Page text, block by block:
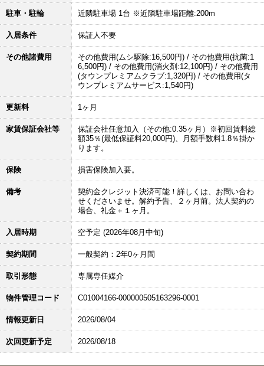
駐車・駐輪 近隣駐車場 1台 ※近隣駐車場距離:200m
入居条件 保証人不要
その他諸費用
その他費用(ムシ駆除:16,500円) / その他費用(抗菌:1
6,500円) / その他費用(消火剤:12,100円) / その他費用
(タウンプレミアムクラブ:1,320円) / その他費用(タ
ウンプレミアムサービス:1,540円)
更新料 1ヶ月
家賃保証会社等
保証会社任意加入（その他:0.35ヶ月）※初回賃料総
額35％(最低保証料20,000円)、月額手数料1.8％掛か
ります。
保険 損害保険加入要。
備考
契約金クレジット決済可能！詳しくは、お問い合わ
せくださいませ。解約予告、２ヶ月前。法人契約の
場合、礼金＋１ヶ月。
入居時期 空予定 (2026年08月中旬)
契約期間 一般契約：2年0ヶ月間
取引形態 専属専任媒介
物件管理コード C01004166-000000505163296-0001
情報更新日 2026/08/04
次回更新予定 2026/08/18